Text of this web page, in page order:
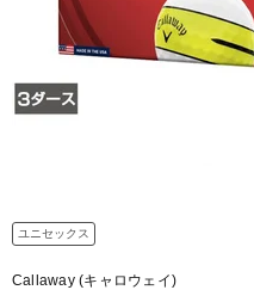
ユニセックス
Callaway (キャロウェイ)